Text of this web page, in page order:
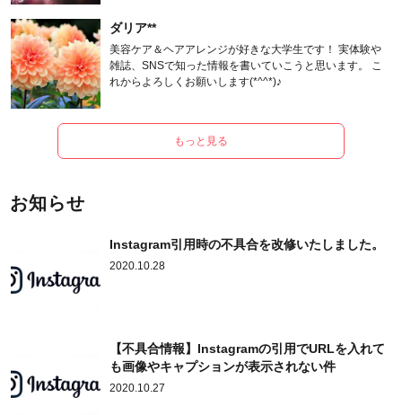
ダリア**
美容ケア＆ヘアアレンジが好きな大学生です！ 実体験や
雑誌、SNSで知った情報を書いていこうと思います。 こ
れからよろしくお願いします(*^^*)♪
もっと見る
お知らせ
Instagram引用時の不具合を改修いたしました。
2020.10.28
【不具合情報】Instagramの引用でURLを入れて
も画像やキャプションが表示されない件
2020.10.27